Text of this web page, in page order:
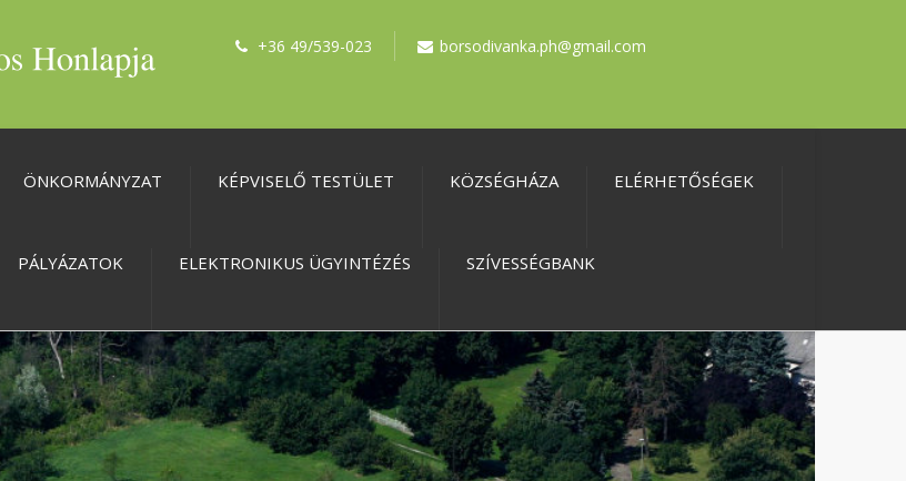
+36 49/539-023 borsodivanka.ph@gmail.com
ÖNKORMÁNYZAT KÉPVISELŐ TESTÜLET KÖZSÉGHÁZA ELÉRHETŐSÉGEK
PÁLYÁZATOK ELEKTRONIKUS ÜGYINTÉZÉS SZÍVESSÉGBANK